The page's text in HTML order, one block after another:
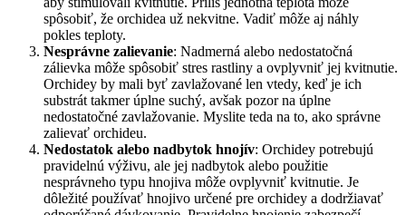
spôsobiť, že orchidea už nekvitne. Vadiť môže aj náhly
pokles teploty.
Nesprávne zalievanie: Nadmerná alebo nedostatočná
zálievka môže spôsobiť stres rastliny a ovplyvniť jej kvitnutie.
Orchidey by mali byť zavlažované len vtedy, keď je ich
substrát takmer úplne suchý, avšak pozor na úplne
nedostatočné zavlažovanie. Myslite teda na to, ako správne
zalievať orchideu.
Nedostatok alebo nadbytok hnojív: Orchidey potrebujú
pravidelnú výživu, ale jej nadbytok alebo použitie
nesprávneho typu hnojiva môže ovplyvniť kvitnutie. Je
dôležité používať hnojivo určené pre orchidey a dodržiavať